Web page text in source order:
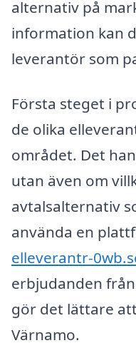
alternativ på
information kan
leverantör som
Första steget i
de olika
området. Det
utan även om
avtalsalternativ
använda en
elleverantr-
erbjudanden
gör det lättare
Värnamo.